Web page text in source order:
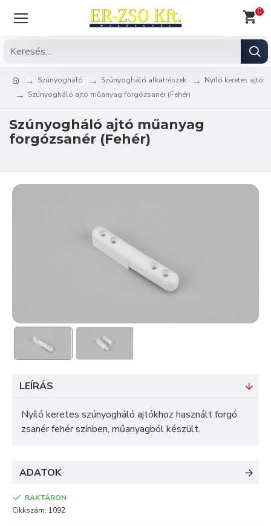
0
Szúnyogháló Szúnyogháló alkatrészek
Nyíló keretes ajtó
Szúnyogháló ajtó műanyag forgózsanér (Fehér)
Szúnyogháló ajtó műanyag
forgózsanér (Fehér)
LEÍRÁS
Nyíló keretes szúnyogháló ajtókhoz használt forgó
zsanér fehér színben, műanyagból készült.
ADATOK
RAKTÁRON
Cikkszám: 1092